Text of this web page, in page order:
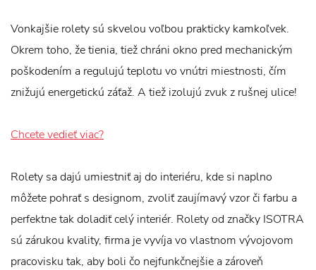
Vonkajšie rolety sú skvelou voľbou prakticky kamkoľvek.
Okrem toho, že tienia, tiež chráni okno pred mechanickým
poškodením a regulujú teplotu vo vnútri miestnosti, čím
znižujú energetickú záťaž. A tiež izolujú zvuk z rušnej ulice!
Chcete vedieť viac?
Rolety sa dajú umiestniť aj do interiéru, kde si naplno
môžete pohrať s designom, zvoliť zaujímavý vzor či farbu a
perfektne tak doladiť celý interiér. Rolety od značky ISOTRA
sú zárukou kvality, firma je vyvíja vo vlastnom vývojovom
pracovisku tak, aby boli čo nejfunkčnejšie a zároveň